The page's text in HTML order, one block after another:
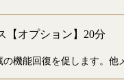
【オプション】20分
機能回復を促します。他